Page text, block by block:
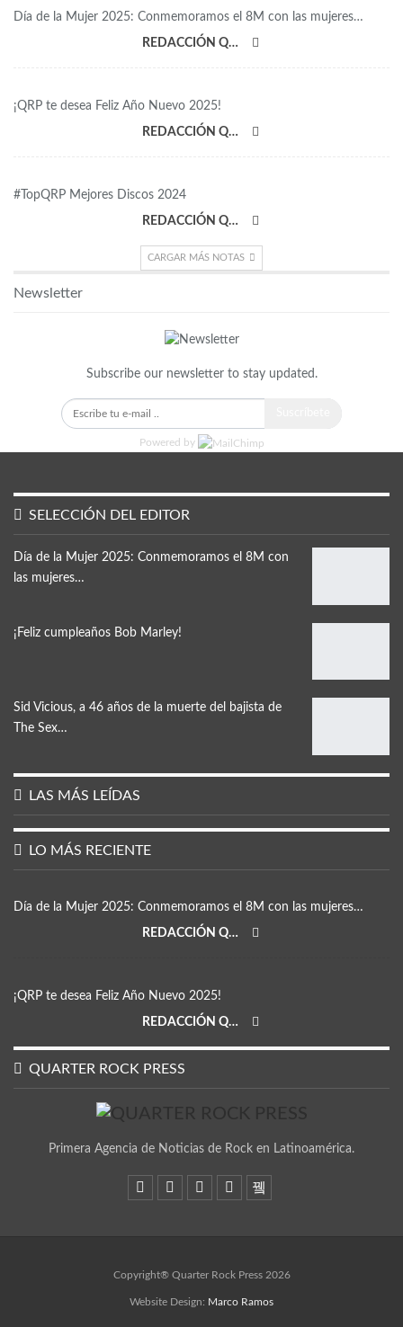
Día de la Mujer 2025: Conmemoramos el 8M con las mujeres…
REDACCIÓN QRP
¡QRP te desea Feliz Año Nuevo 2025!
REDACCIÓN QRP
#TopQRP Mejores Discos 2024
REDACCIÓN QRP
CARGAR MÁS NOTAS
Newsletter
Subscribe our newsletter to stay updated.
Powered by
SELECCIÓN DEL EDITOR
Día de la Mujer 2025: Conmemoramos el 8M con
las mujeres…
¡Feliz cumpleaños Bob Marley!
Sid Vicious, a 46 años de la muerte del bajista de
The Sex…
LAS MÁS LEÍDAS
LO MÁS RECIENTE
Día de la Mujer 2025: Conmemoramos el 8M con las mujeres…
REDACCIÓN QRP
¡QRP te desea Feliz Año Nuevo 2025!
REDACCIÓN QRP
QUARTER ROCK PRESS
Primera Agencia de Noticias de Rock en Latinoamérica.
Copyright® Quarter Rock Press 2026
Website Design: Marco Ramos